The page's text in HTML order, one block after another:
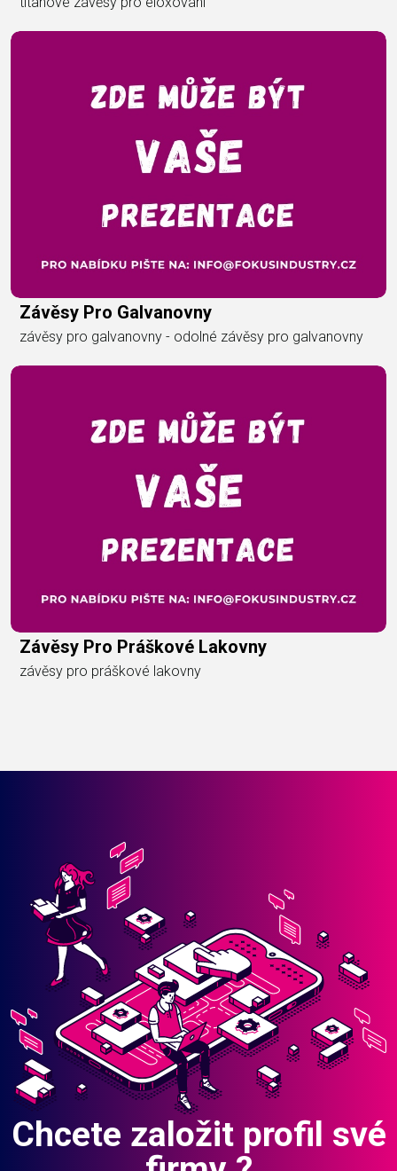
Závěsy Pro Galvanovny
závěsy pro galvanovny - odolné závěsy pro galvanovny
Závěsy Pro Práškové Lakovny
závěsy pro práškové lakovny
Chcete založit profil své